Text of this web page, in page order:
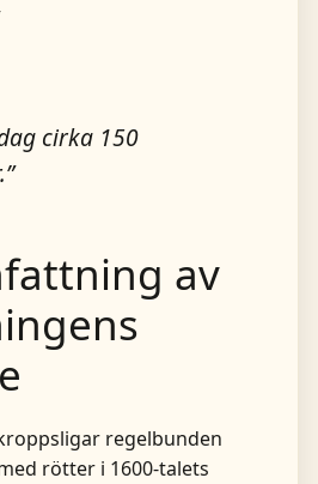
cirka 150
av
regelbunden
rötter i 1600-talets